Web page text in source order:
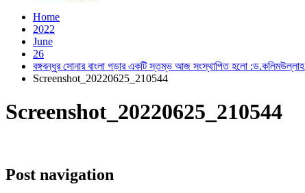
Home
2022
June
26
বঙ্গবন্ধুর সোনার বাংলা গড়ার একটি স্তম্ভ আজ সংস্থাপিত হলো :ড.কলিমউল্লাহ
Screenshot_20220625_210544
Screenshot_20220625_210544
Post navigation